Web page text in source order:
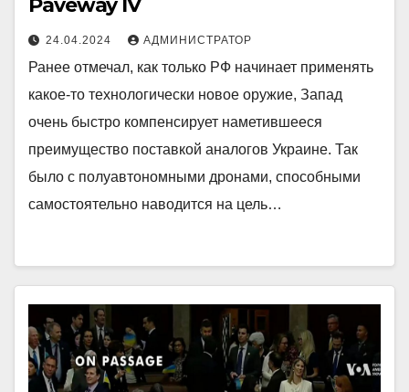
Paveway IV
24.04.2024 АДМИНИСТРАТОР
Ранее отмечал, как только РФ начинает применять
какое-то технологически новое оружие, Запад
очень быстро компенсирует наметившееся
преимущество поставкой аналогов Украине. Так
было с полуавтономными дронами, способными
самостоятельно наводится на цель…